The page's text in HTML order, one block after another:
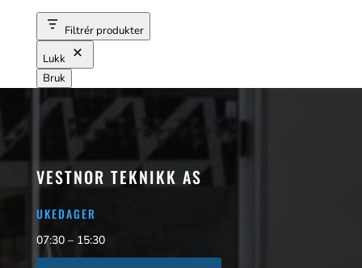
Filtrér produkter
Lukk
Bruk
VESTNOR TEKNIKK AS
UKEDAGER
07:30 – 15:30